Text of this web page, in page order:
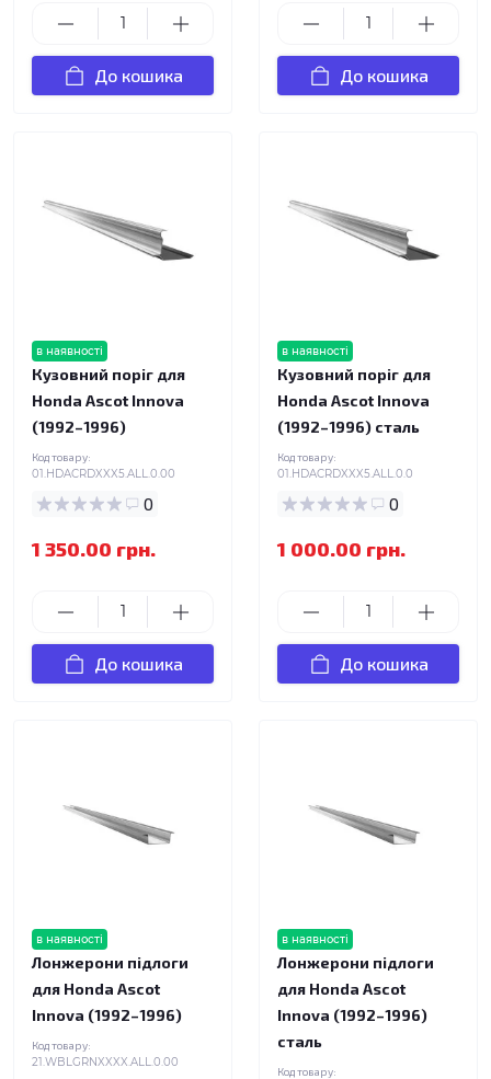
До кошика До кошика
в наявності
Кузовний поріг для
Honda Ascot Innova
(1992–1996)
Код товару:
01.HDACRDXXX5.ALL.0.00
0
1 350.00 грн.
До кошика
в наявності
Кузовний поріг для
Honda Ascot Innova
(1992–1996) сталь
Код товару:
01.HDACRDXXX5.ALL.0.0
0
1 000.00 грн.
До кошика
в наявності
Лонжерони підлоги
для Honda Ascot
Innova (1992–1996)
Код товару:
21.WBLGRNXXXX.ALL.0.00
в наявності
Лонжерони підлоги
для Honda Ascot
Innova (1992–1996)
сталь
Код товару: